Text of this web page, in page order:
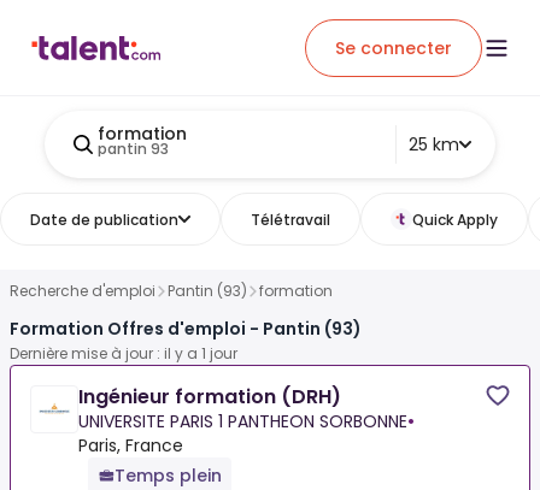
Se connecter
formation
pantin 93 25 km
Date de publication Télétravail Quick Apply
Recherche d'emploi Pantin (93) formation
Formation Offres d'emploi - Pantin (93)
Dernière mise à jour : il y a 1 jour
Ingénieur formation (DRH)
UNIVERSITE PARIS 1 PANTHEON SORBONNE•
Paris, France
Temps plein